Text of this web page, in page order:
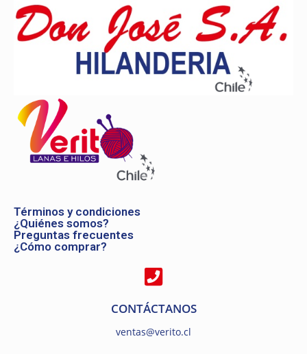
Términos y condiciones
¿Quiénes somos?
Preguntas frecuentes
¿Cómo comprar?
CONTÁCTANOS
ventas@verito.cl